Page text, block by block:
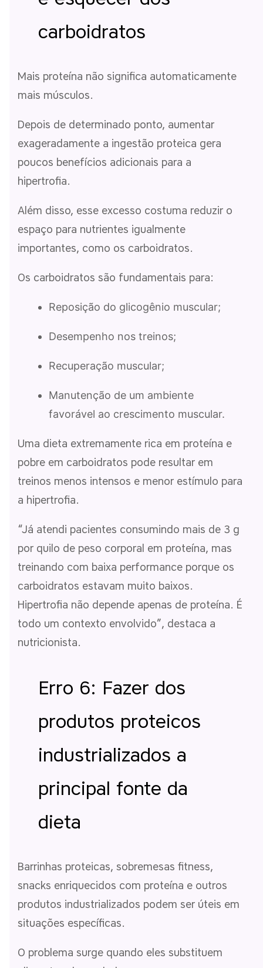
carboidratos
Mais proteína não significa automaticamente
mais músculos.
Depois de determinado ponto, aumentar
exageradamente a ingestão proteica gera
poucos benefícios adicionais para a
hipertrofia.
Além disso, esse excesso costuma reduzir o
espaço para nutrientes igualmente
importantes, como os carboidratos.
Os carboidratos são fundamentais para:
Reposição do glicogênio muscular;
Desempenho nos treinos;
Recuperação muscular;
Manutenção de um ambiente
favorável ao crescimento muscular.
Uma dieta extremamente rica em proteína e
pobre em carboidratos pode resultar em
treinos menos intensos e menor estímulo para
a hipertrofia.
“Já atendi pacientes consumindo mais de 3 g
por quilo de peso corporal em proteína, mas
treinando com baixa performance porque os
carboidratos estavam muito baixos.
Hipertrofia não depende apenas de proteína. É
todo um contexto envolvido”, destaca a
nutricionista.
Erro 6: Fazer dos
produtos proteicos
industrializados a
principal fonte da
dieta
Barrinhas proteicas, sobremesas fitness,
snacks enriquecidos com proteína e outros
produtos industrializados podem ser úteis em
situações específicas.
O problema surge quando eles substituem